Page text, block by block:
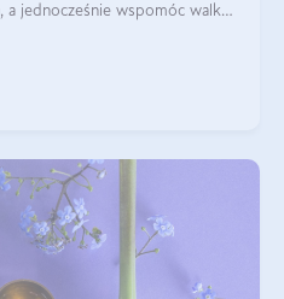
jednocześnie wspomóc walkę